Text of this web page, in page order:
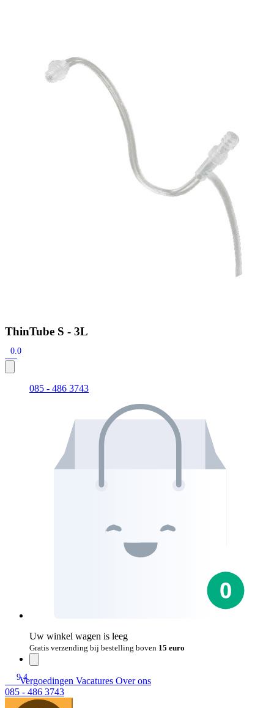
Signia hoortoestellenSignia Pure BCT IX
Audio Service R LI 7
Hoortoestelbatterijen
Widex filters
Signia Active Mini IX - Oplaadbaar
De Signia Active Mini IX is het nieuwste hoortoestel van Signia.
ThinTube S - 3L
0.0
085 - 486 3743
Uw winkel wagen is leeg
Gratis verzending bij bestelling boven 15 euro
9.4
Vergoedingen Vacatures Over ons
085 - 486 3743